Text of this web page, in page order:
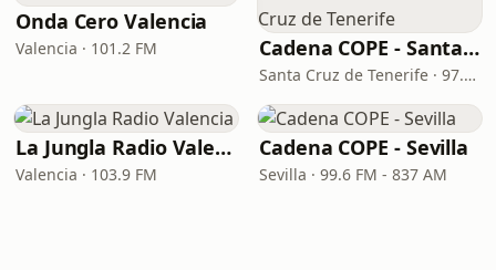
Onda Cero Valencia
Valencia · 101.2 FM Cadena COPE - Santa Cruz de Tenerife
Santa Cruz de Tenerife · 97.1 FM - 882 AM
La Jungla Radio Valencia
Valencia · 103.9 FM
Cadena COPE - Sevilla
Sevilla · 99.6 FM - 837 AM